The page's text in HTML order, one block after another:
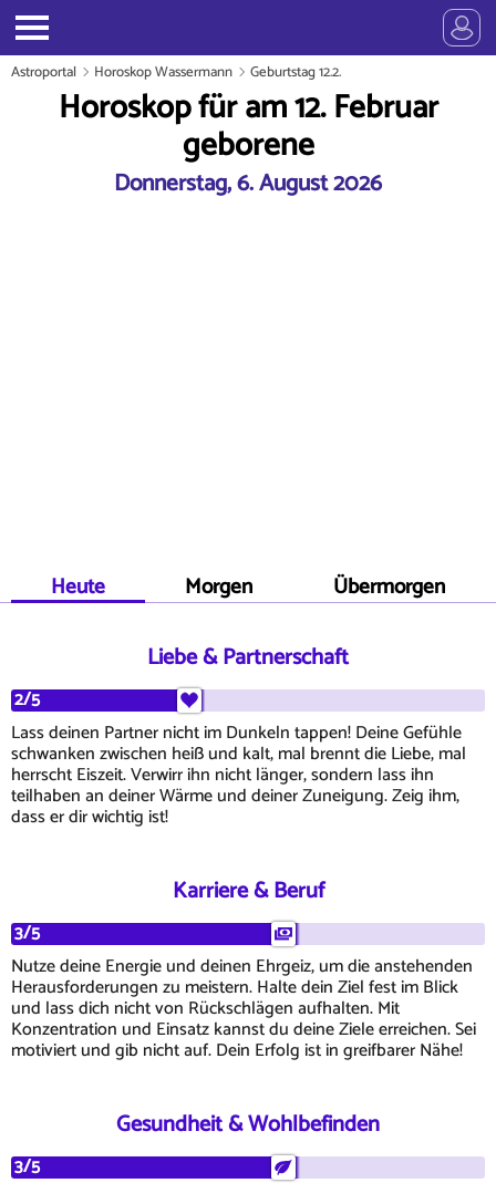
Astroportal Horoskop Wassermann Geburtstag 12.2.
Horoskop für am 12. Februar
geborene
Donnerstag, 6. August 2026
Heute Morgen Übermorgen
Liebe & Partnerschaft
2/5
Lass deinen Partner nicht im Dunkeln tappen! Deine Gefühle
schwanken zwischen heiß und kalt, mal brennt die Liebe, mal
herrscht Eiszeit. Verwirr ihn nicht länger, sondern lass ihn
teilhaben an deiner Wärme und deiner Zuneigung. Zeig ihm,
dass er dir wichtig ist!
Karriere & Beruf
3/5
Nutze deine Energie und deinen Ehrgeiz, um die anstehenden
Herausforderungen zu meistern. Halte dein Ziel fest im Blick
und lass dich nicht von Rückschlägen aufhalten. Mit
Konzentration und Einsatz kannst du deine Ziele erreichen. Sei
motiviert und gib nicht auf. Dein Erfolg ist in greifbarer Nähe!
Gesundheit & Wohlbefinden
3/5